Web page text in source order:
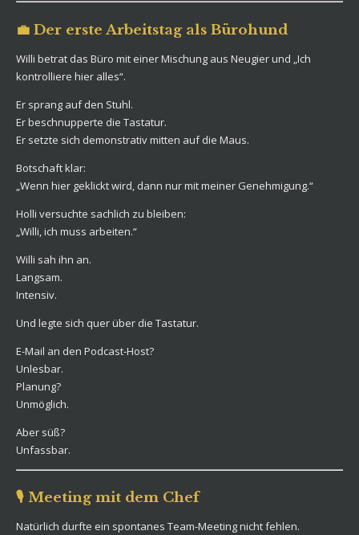
💼 Der erste Arbeitstag als Bürohund
Willi betrat das Büro mit einer Mischung aus Neugier und „Ich
kontrolliere hier alles“.
Er sprang auf den Stuhl.
Er beschnupperte die Tastatur.
Er setzte sich demonstrativ mitten auf die Maus.
Botschaft klar:
„Wenn hier geklickt wird, dann nur mit meiner Genehmigung.“
Holli versuchte sachlich zu bleiben:
„Willi, ich muss arbeiten.“
Willi sah ihn an.
Langsam.
Intensiv.
Und legte sich quer über die Tastatur.
E-Mail an den Podcast-Host?
Unlesbar.
Planung?
Unmöglich.
Aber süß?
Unfassbar.
🎙️ Meeting mit dem Chef
Natürlich durfte ein spontanes Team-Meeting nicht fehlen.